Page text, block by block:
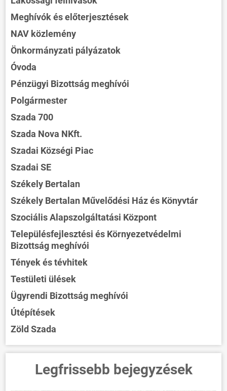
KÖZÖSSÉG
HÍREK
VÁLASZTÁSOK
Meghívók és előterjesztések
NAV közlemény
Önkormányzati pályázatok
Óvoda
Pénzügyi Bizottság meghívói
Polgármester
Szada 700
Szada Nova NKft.
Szadai Községi Piac
Szadai SE
Székely Bertalan
Székely Bertalan Művelődési Ház és Könyvtár
Szociális Alapszolgáltatási Központ
Településfejlesztési és Környezetvédelmi
Bizottság meghívói
Tények és tévhitek
Testületi ülések
Ügyrendi Bizottság meghívói
Útépítések
Zöld Szada
Legfrissebb bejegyzések